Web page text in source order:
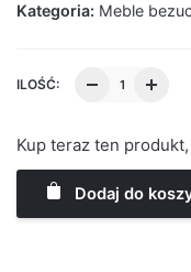
Kategoria: Meble
ILOŚĆ:
Kup teraz ten
Dodaj do